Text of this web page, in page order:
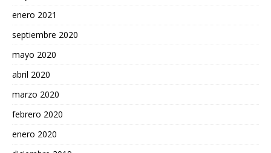
enero 2021
septiembre 2020
mayo 2020
abril 2020
marzo 2020
febrero 2020
enero 2020